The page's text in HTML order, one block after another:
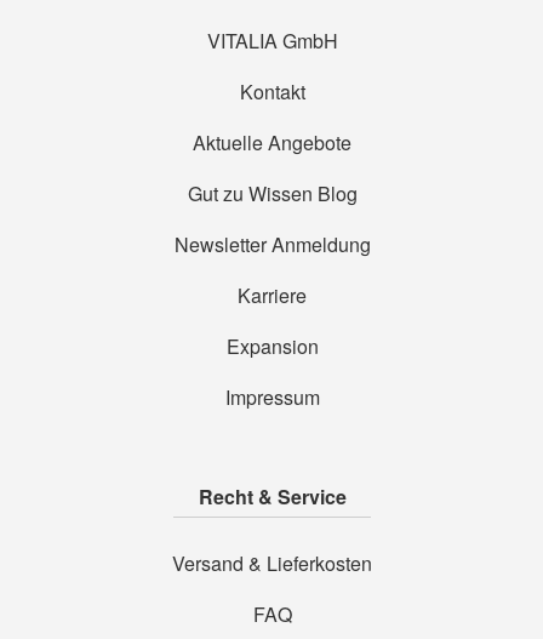
VITALIA GmbH
Kontakt
Aktuelle Angebote
Gut zu Wissen Blog
Newsletter Anmeldung
Karriere
Expansion
Impressum
Recht & Service
Versand & Lieferkosten
FAQ